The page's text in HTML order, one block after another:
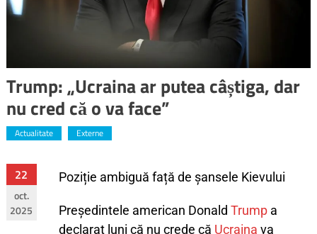
Trump: „Ucraina ar putea câștiga, dar
nu cred că o va face”
Actualitate Externe
22
oct.
2025
Poziție ambiguă față de șansele Kievului
Președintele american DonaldTrump a
declarat luni că nu crede că Ucraina va